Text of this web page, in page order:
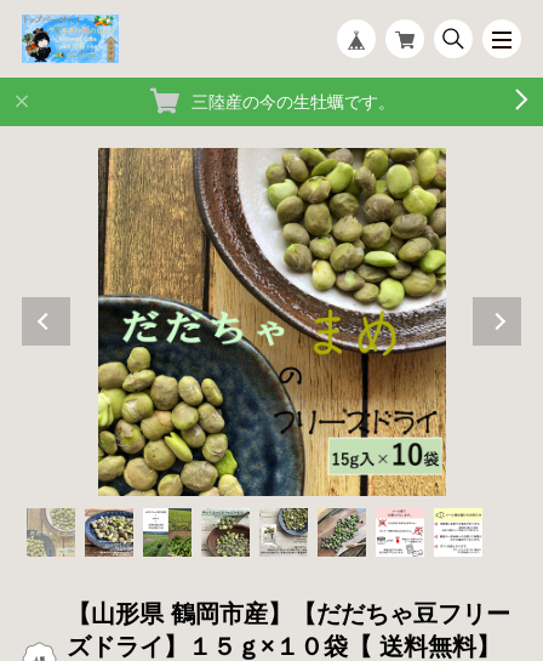
三陸産の今の生牡蠣です。
【山形県 鶴岡市産】【だだちゃ豆フリー
ズドライ】１５ｇ×１０袋【 送料無料】